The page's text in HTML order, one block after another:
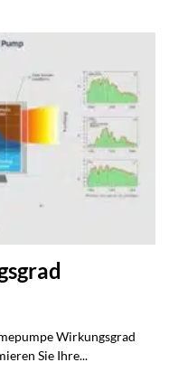
Wirkungsgrad
Sie Ihre...